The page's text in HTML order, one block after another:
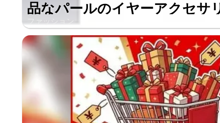
品なパールのイヤーアクセサ
ファッション